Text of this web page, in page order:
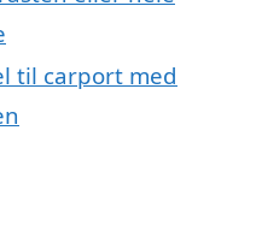
til carport med